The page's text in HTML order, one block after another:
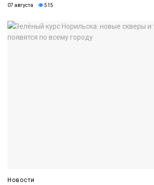
07 августа 515
Новости